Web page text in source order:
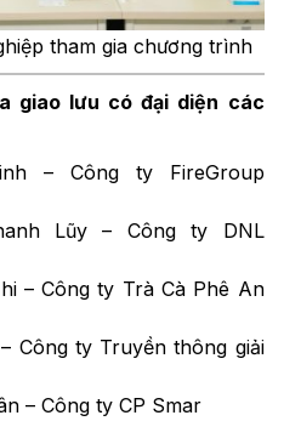
tham gia chương trình
giao lưu có đại diện các
– Công ty FireGroup
Lũy – Công ty DNL
– Công ty Trà Cà Phê An
Công ty Truyền thông giải
– Công ty CP Smar